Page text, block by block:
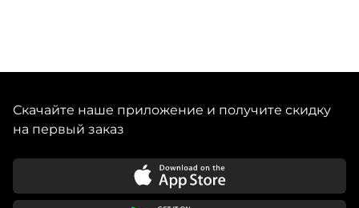
Скачайте наше приложение и получите скидку
на первый заказ